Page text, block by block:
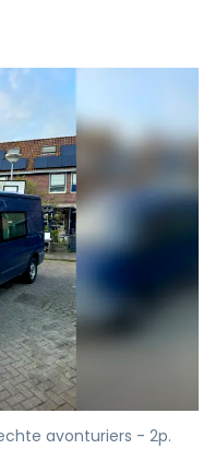
avonturiers - 2p.